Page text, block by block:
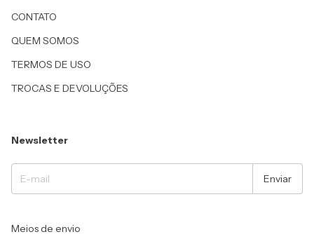
CONTATO
QUEM SOMOS
TERMOS DE USO
TROCAS E DEVOLUÇÕES
Newsletter
Meios de envio